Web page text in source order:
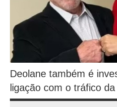
Deolane também é
ligação com o tráfico